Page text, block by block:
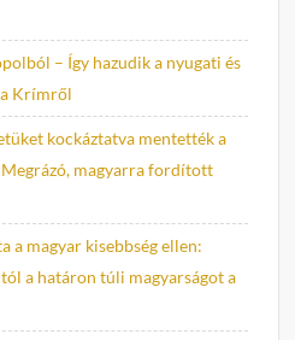
– Így hazudik a nyugati és
Krímről
kockáztatva mentették a
magyarra fordított
a magyar kisebbség ellen:
a határon túli magyarságot a